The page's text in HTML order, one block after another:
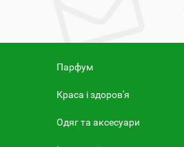
Парфум
Краса і здоров'я
Одяг та аксесуари